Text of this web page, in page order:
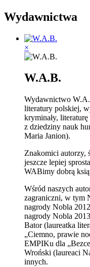
Wydawnictwa
×
W.A.B.
Wydawnictwo
literatury polskiej,
kryminały,
z dziedziny nauk
Maria Janion).
Znakomici autorzy,
jeszcze lepiej
WABimy dobrą
Wśród naszych
zagraniczni, w tym
nagrody Nobla
nagrody Nobla
Bator (laureatka
„Ciemno, prawie
EMPIKu dla
Wroński (laureaci
innych.